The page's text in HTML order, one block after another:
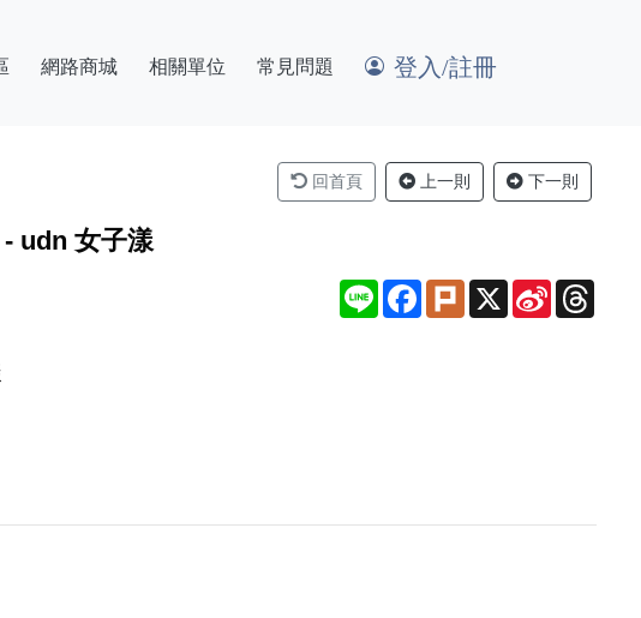
網路商城 相關單位 常見問題 登入/註冊
回首頁 上一則 下一則
udn 女子漾
Line Facebook
Plurk X
Sina
Weibo